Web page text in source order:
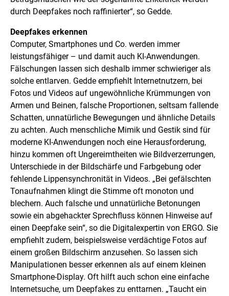
durch Deepfakes noch raffinierter“, so Gedde.
Deepfakes erkennen
Computer, Smartphones und Co. werden immer
leistungsfähiger – und damit auch KI-Anwendungen.
Fälschungen lassen sich deshalb immer schwieriger als
solche entlarven. Gedde empfiehlt Internetnutzern, bei
Fotos und Videos auf ungewöhnliche Krümmungen von
Armen und Beinen, falsche Proportionen, seltsam fallende
Schatten, unnatürliche Bewegungen und ähnliche Details
zu achten. Auch menschliche Mimik und Gestik sind für
moderne KI-Anwendungen noch eine Herausforderung,
hinzu kommen oft Ungereimtheiten wie Bildverzerrungen,
Unterschiede in der Bildschärfe und Farbgebung oder
fehlende Lippensynchronität in Videos. „Bei gefälschten
Tonaufnahmen klingt die Stimme oft monoton und
blechern. Auch falsche und unnatürliche Betonungen
sowie ein abgehackter Sprechfluss können Hinweise auf
einen Deepfake sein“, so die Digitalexpertin von ERGO. Sie
empfiehlt zudem, beispielsweise verdächtige Fotos auf
einem großen Bildschirm anzusehen. So lassen sich
Manipulationen besser erkennen als auf einem kleinen
Smartphone-Display. Oft hilft auch schon eine einfache
Internetsuche, um Deepfakes zu enttarnen. „Taucht ein